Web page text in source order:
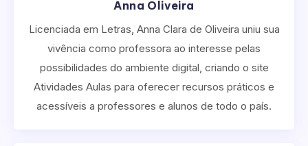
Anna Oliveira
Licenciada em Letras, Anna Clara de Oliveira uniu sua
vivência como professora ao interesse pelas
possibilidades do ambiente digital, criando o site
Atividades Aulas para oferecer recursos práticos e
acessíveis a professores e alunos de todo o país.